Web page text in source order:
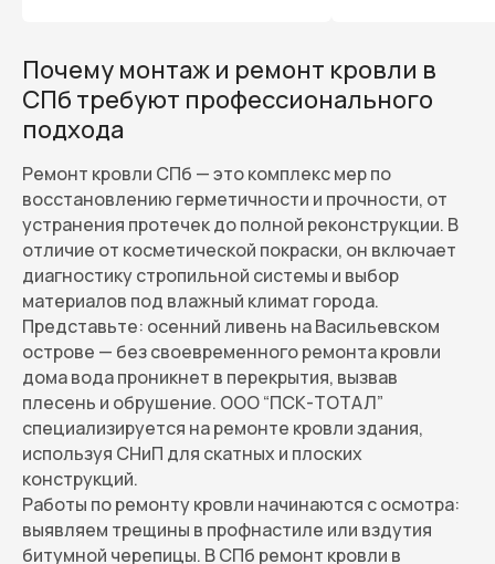
Почему монтаж и ремонт кровли в
СПб требуют профессионального
подхода
Ремонт кровли СПб — это комплекс мер по
восстановлению герметичности и прочности, от
устранения протечек до полной реконструкции. В
отличие от косметической покраски, он включает
диагностику стропильной системы и выбор
материалов под влажный климат города.
Представьте: осенний ливень на Васильевском
острове — без своевременного ремонта кровли
дома вода проникнет в перекрытия, вызвав
плесень и обрушение. ООО “ПСК-ТОТАЛ”
специализируется на ремонте кровли здания,
используя СНиП для скатных и плоских
конструкций.
Работы по ремонту кровли начинаются с осмотра:
выявляем трещины в профнастиле или вздутия
битумной черепицы. В СПб ремонт кровли в